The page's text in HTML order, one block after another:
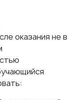
оказания не в